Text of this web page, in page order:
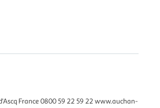
France 0800 59 22 59 22 www.auchan-